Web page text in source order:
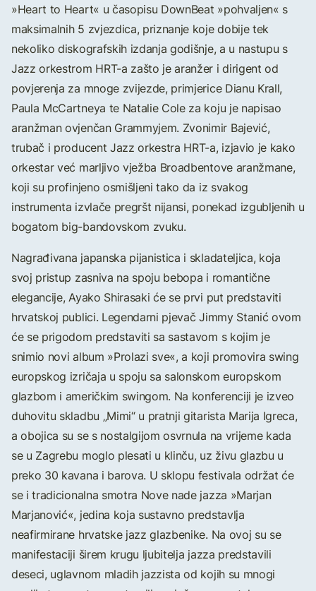
»Heart to Heart« u časopisu DownBeat »pohvaljen« s
maksimalnih 5 zvjezdica, priznanje koje dobije tek
nekoliko diskografskih izdanja godišnje, a u nastupu s
Jazz orkestrom HRT-a zašto je aranžer i dirigent od
povjerenja za mnoge zvijezde, primjerice Dianu Krall,
Paula McCartneya te Natalie Cole za koju je napisao
aranžman ovjenčan Grammyjem. Zvonimir Bajević,
trubač i producent Jazz orkestra HRT-a, izjavio je kako
orkestar već marljivo vježba Broadbentove aranžmane,
koji su profinjeno osmišljeni tako da iz svakog
instrumenta izvlače pregršt nijansi, ponekad izgubljenih u
bogatom big-bandovskom zvuku.
Nagrađivana japanska pijanistica i skladateljica, koja
svoj pristup zasniva na spoju bebopa i romantične
elegancije, Ayako Shirasaki će se prvi put predstaviti
hrvatskoj publici. Legendarni pjevač Jimmy Stanić ovom
će se prigodom predstaviti sa sastavom s kojim je
snimio novi album »Prolazi sve«, a koji promovira swing
europskog izričaja u spoju sa salonskom europskom
glazbom i američkim swingom. Na konferenciji je izveo
duhovitu skladbu „Mimi“ u pratnji gitarista Marija Igreca,
a obojica su se s nostalgijom osvrnula na vrijeme kada
se u Zagrebu moglo plesati u klinču, uz živu glazbu u
preko 30 kavana i barova. U sklopu festivala održat će
se i tradicionalna smotra Nove nade jazza »Marjan
Marjanović«, jedina koja sustavno predstavlja
neafirmirane hrvatske jazz glazbenike. Na ovoj su se
manifestaciji širem krugu ljubitelja jazza predstavili
deseci, uglavnom mladih jazzista od kojih su mnogi